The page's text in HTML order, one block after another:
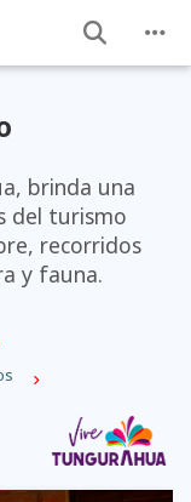
brinda una
del turismo
recorridos
y fauna.